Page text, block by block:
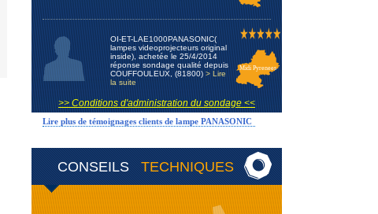
CONSEILS TECHNIQUES
OI-ET-LAE1000PANASONIC(
lampes videoprojecteurs original
inside), achetée le 25/4/2014
réponse sondage qualité depuis
COUFFOULEUX, (81800) > Lire
la suite
Midi Pyrenees
>> Conditions d'administration du sondage <<
Lire plus de témoignages clients de lampe PANASONIC